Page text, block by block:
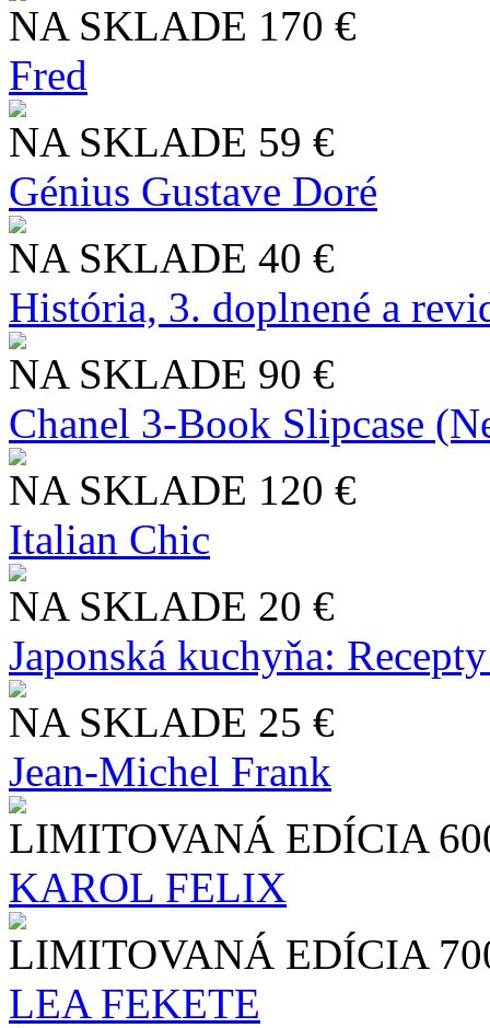
NA SKLADE 170 €
Fred
NA SKLADE 59 €
Génius Gustave Doré
NA SKLADE 40 €
História, 3. doplnené a
NA SKLADE 90 €
Chanel 3-Book Slipcase
NA SKLADE 120 €
Italian Chic
NA SKLADE 20 €
Japonská kuchyňa:
NA SKLADE 25 €
Jean-Michel Frank
LIMITOVANÁ EDÍCIA
KAROL FELIX
LIMITOVANÁ EDÍCIA
LEA FEKETE